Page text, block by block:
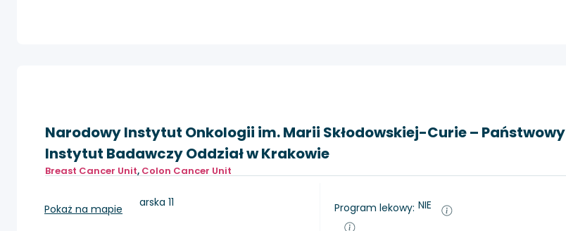
Narodowy Instytut Onkologii im. Marii Skłodowskiej-Curie – Państwowy
Instytut Badawczy Oddział w Krakowie
Breast Cancer Unit, Colon Cancer Unit
Kraków, ul. Garncarska 11
Pokaż na mapie Program lekowy: NIE